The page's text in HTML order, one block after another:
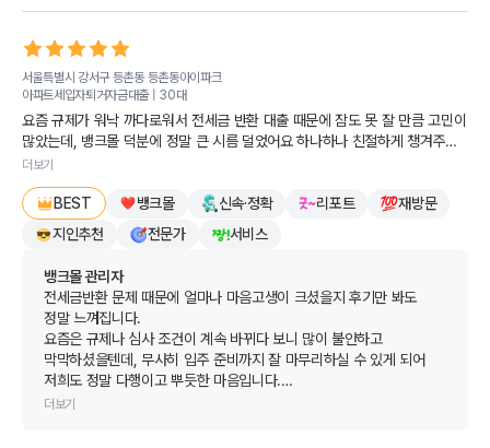
앞으로도 사업 번창하시는 길에 든든한 금융 버팀목이 필요하시다면
언제든 뱅크몰을 찾아주세요.늘 고객님의 입장에서 최선을 다해
함께하겠습니다.
걱정은 내려놓으시고 사업도 일상도 더욱 승승장구하시길 진심으로
응원합니다. 감사합니다!
서울특별시 강서구 등촌동등촌동아이파크
아파트세입자퇴거자금대출 | 30대
요즘 규제가 워낙 까다로워서 전세금 반환 대출 때문에 잠도 못 잘 만큼 고민이
많았는데, 뱅크몰 덕분에 정말 큰 시름 덜었어요 하나하나 친절하게 챙겨주신
덕분에 무사히 입주 준비 마칠 수 있게 되어 너무 감사한 마음입니다!
더보기
BEST 뱅크몰 신속·정확 리포트
재방문
지인추천
전문가 서비스
뱅크몰 관리자
전세금반환 문제 때문에 얼마나 마음고생이 크셨을지 후기만 봐도
정말 느껴집니다.
요즘은 규제나 심사 조건이 계속 바뀌다 보니 많이 불안하고
막막하셨을텐데, 무사히 입주 준비까지 잘 마무리하실 수 있게 되어
저희도 정말 다행이고 뿌듯한 마음입니다.
더보기